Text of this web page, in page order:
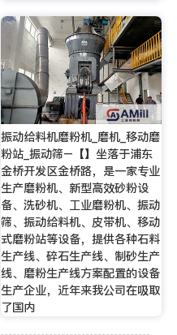
振动给料机磨粉机_磨机_移动磨
粉站_振动筛–【】坐落于浦东
金桥开发区金桥路，是一家专业
生产磨粉机、新型高效砂粉设
备、洗砂机、工业磨粉机、振动
筛、振动给料机、皮带机、移动
式磨粉站等设备，提供各种石料
生产线、碎石生产线、制砂生产
线、磨粉生产线方案配置的设备
生产企业，近年来我公司在吸取
了国内